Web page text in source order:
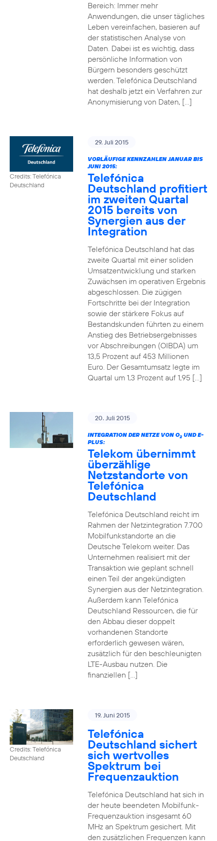
Bereich: Immer mehr
Anwendungen, die unser tägliches
Leben vereinfachen, basieren auf
der statistischen Analyse von
Daten. Dabei ist es wichtig, dass
persönliche Information von
Bürgern besonders geschützt
werden. Telefónica Deutschland
hat deshalb jetzt ein Verfahren zur
Anonymisierung von Daten, […]
Credits: Telefónica
Deutschland
29. Juli 2015
VORLÄUFIGE KENNZAHLEN JANUAR BIS
JUNI 2015:
Telefónica
Deutschland profitiert
im zweiten Quartal
2015 bereits von
Synergien aus der
Integration
Telefónica Deutschland hat das
zweite Quartal mit einer soliden
Umsatzentwicklung und starken
Zuwächsen im operativen Ergebnis
abgeschlossen. Die zügigen
Fortschritte bei der Integration
sowie der stärkere Fokus auf
Bestandskunden führten zu einem
Anstieg des Betriebsergebnisses
vor Abschreibungen (OIBDA) um
13,5 Prozent auf 453 Millionen
Euro. Der Gesamtumsatz legte im
Quartal um 1,3 Prozent auf 1,95 […]
20. Juli 2015
INTEGRATION DER NETZE VON O2UND E-
PLUS:
Telekom übernimmt
überzählige
Netzstandorte von
Telefónica
Deutschland
Telefónica Deutschland reicht im
Rahmen der Netzintegration 7.700
Mobilfunkstandorte an die
Deutsche Telekom weiter. Das
Unternehmen realisiert mit der
Transaktion wie geplant schnell
einen Teil der angekündigten
Synergien aus der Netzintegration.
Außerdem kann Telefónica
Deutschland Ressourcen, die für
den Abbau dieser doppelt
vorhandenen Standorte
erforderlich gewesen wären,
zusätzlich für den beschleunigten
LTE-Ausbau nutzen. Die
finanziellen […]
Credits: Telefónica
Deutschland
19. Juni 2015
Telefónica
Deutschland sichert
sich wertvolles
Spektrum bei
Frequenzauktion
Telefónica Deutschland hat sich in
der heute beendeten Mobilfunk-
Frequenzauktion insgesamt 60
MHz an Spektrum gesichert. Mit
den zusätzlichen Frequenzen kann